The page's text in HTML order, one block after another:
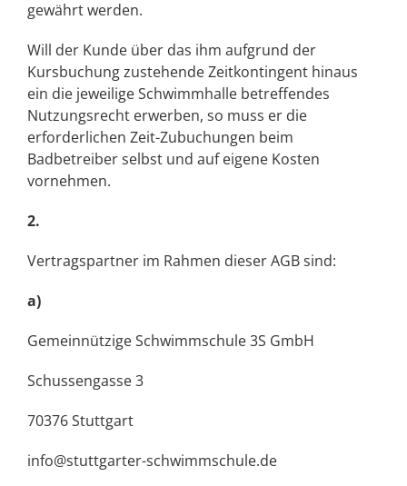
gewährt werden.
Will der Kunde über das ihm aufgrund der
Kursbuchung zustehende Zeitkontingent hinaus
ein die jeweilige Schwimmhalle betreffendes
Nutzungsrecht erwerben, so muss er die
erforderlichen Zeit-Zubuchungen beim
Badbetreiber selbst und auf eigene Kosten
vornehmen.
2.
Vertragspartner im Rahmen dieser AGB sind:
a)
Gemeinnützige Schwimmschule 3S GmbH
Schussengasse 3
70376 Stuttgart
info@stuttgarter-schwimmschule.de